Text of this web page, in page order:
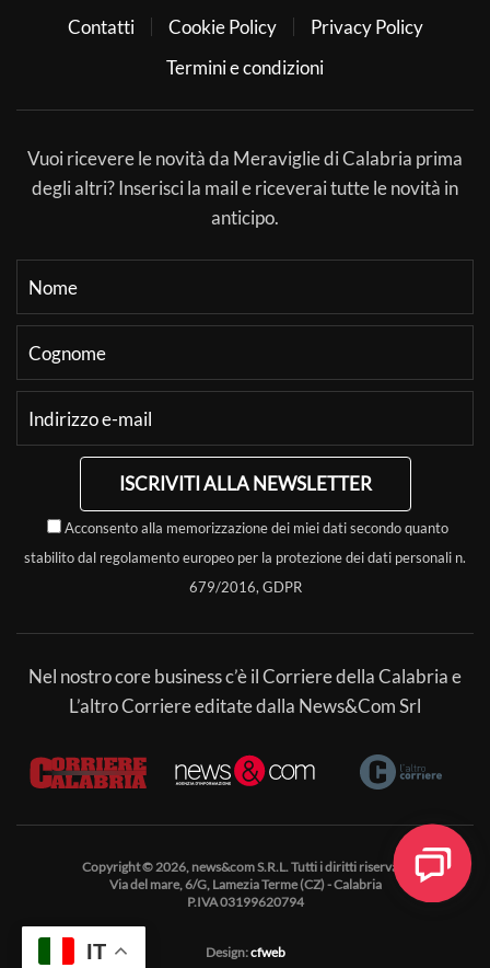
Contatti
Cookie Policy
Privacy Policy
Termini e condizioni
Vuoi ricevere le novità da Meraviglie di Calabria prima
degli altri? Inserisci la mail e riceverai tutte le novità in
anticipo.
ISCRIVITI ALLA NEWSLETTER
Acconsento alla memorizzazione dei miei dati secondo quanto
stabilito dal regolamento europeo per la protezione dei dati personali n.
679/2016, GDPR
Nel nostro core business c’è il Corriere della Calabria e
L’altro Corriere editate dalla News&Com Srl
Copyright © 2026, news&com S.R.L. Tutti i diritti riservati.
Via del mare, 6/G, Lamezia Terme (CZ) - Calabria
P.IVA 03199620794
Design:cfweb
IT